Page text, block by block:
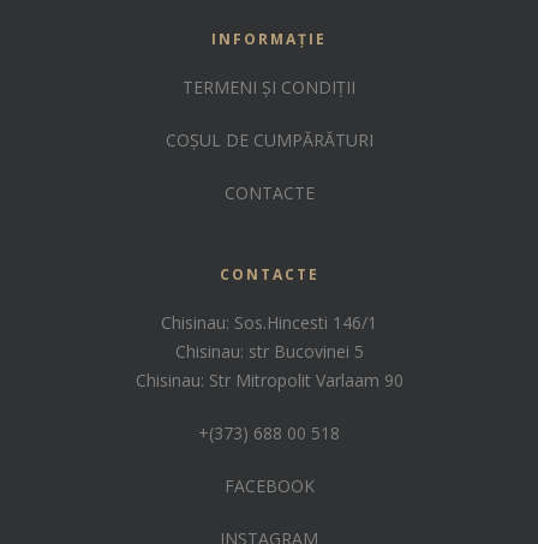
INFORMAȚIE
TERMENI ȘI CONDIȚII
COȘUL DE CUMPĂRĂTURI
CONTACTE
CONTACTE
Chisinau: Sos.Hincesti 146/1
Chisinau: str Bucovinei 5
Chisinau: Str Mitropolit Varlaam 90
+(373) 688 00 518
FACEBOOK
INSTAGRAM